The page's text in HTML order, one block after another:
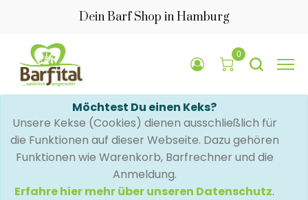
Dein Barf Shop in Hamburg
0
Möchtest Du einen Keks?
Unsere Kekse (Cookies) dienen ausschließlich für
die Funktionen auf dieser Webseite. Dazu gehören
Funktionen wie Warenkorb, Barfrechner und die
Anmeldung.
Erfahre hier mehr über unseren Datenschutz.